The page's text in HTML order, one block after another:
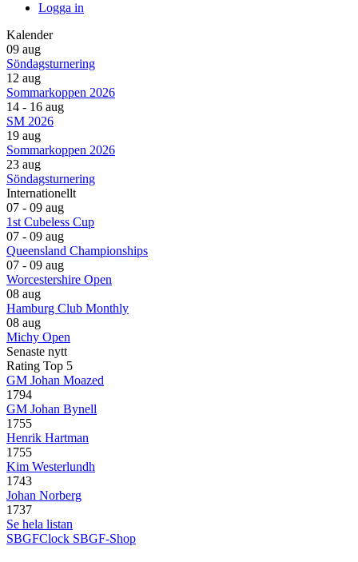
Logga in
Kalender
09 aug
Söndagsturnering
12 aug
Sommarkoppen 2026
14 - 16 aug
SM 2026
19 aug
Sommarkoppen 2026
23 aug
Söndagsturnering
Internationellt
07 - 09 aug
1st Cubeless Cup
07 - 09 aug
Queensland Championships
07 - 09 aug
Worcestershire Open
08 aug
Hamburg Club Monthly
08 aug
Michy Open
Senaste nytt
Rating Top 5
GM Johan Moazed
1794
GM Johan Bynell
1755
Henrik Hartman
1755
Kim Westerlundh
1743
Johan Norberg
1737
Se hela listan
SBGFClock SBGF-Shop